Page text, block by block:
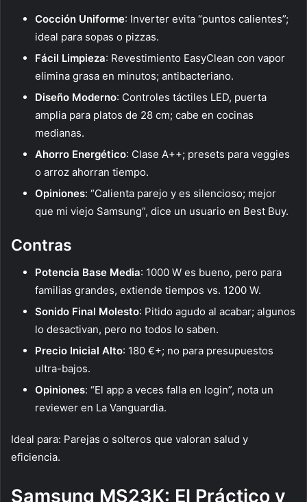
Cocción Uniforme: Inverter evita “puntos calientes”;
ideal para sopas o pizzas.
Fácil Limpieza: Revestimiento EasyClean con vapor
elimina grasa en minutos; antibacteriano.
Diseño Moderno: Controles táctiles LED, puerta
amplia para platos de 28 cm; cabe en cocinas
medianas.
Ahorro Energético: Clase A++; presets para veggies
o arroz ahorran tiempo.
Opiniones: “Calienta parejo y es silencioso; mejor
que mi viejo Samsung”, dice un usuario en Best Buy.
Contras
Potencia Base Media: 1000 W es bueno, pero para
familias grandes, extiende tiempos vs. 1200 W.
Sonido Final Molesto: Pitido agudo al acabar; algunos
lo desactivan, pero no todos lo saben.
Precio Inicial Alto: 180 €+; no para presupuestos
ultra-bajos.
Opiniones: “El app a veces falla en login”, nota un
reviewer en La Vanguardia.
Ideal para: Parejas o solteros que valoran salud y
eficiencia.
Samsung MS23K: El Práctico y